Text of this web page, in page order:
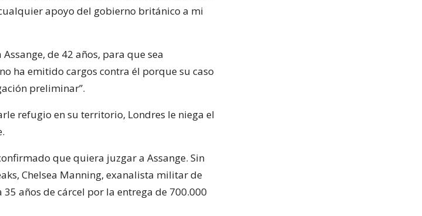
apoyo del gobierno británico a mi
de 42 años, para que sea
ha emitido cargos contra él porque su caso
preliminar”.
refugio en su territorio, Londres le niega el
que quiera juzgar a Assange. Sin
Chelsea Manning, exanalista militar de
años de cárcel por la entrega de 700.000